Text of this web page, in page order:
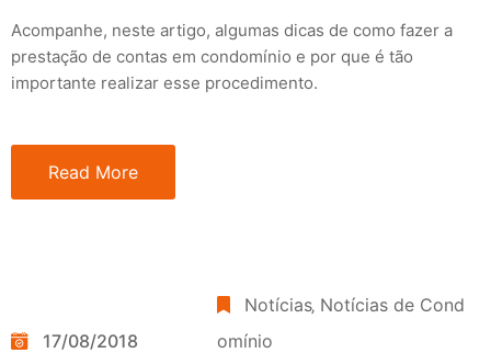
Acompanhe, neste artigo, algumas dicas de como fazer a
prestação de contas em condomínio e por que é tão
importante realizar esse procedimento.
Read More
17/08/2018
Notícias‚ Notícias de Cond
omínio